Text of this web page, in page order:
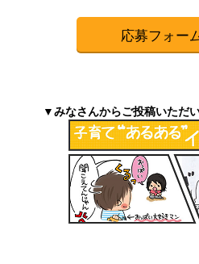
応募フォー
▼みなさんからご投稿いただ